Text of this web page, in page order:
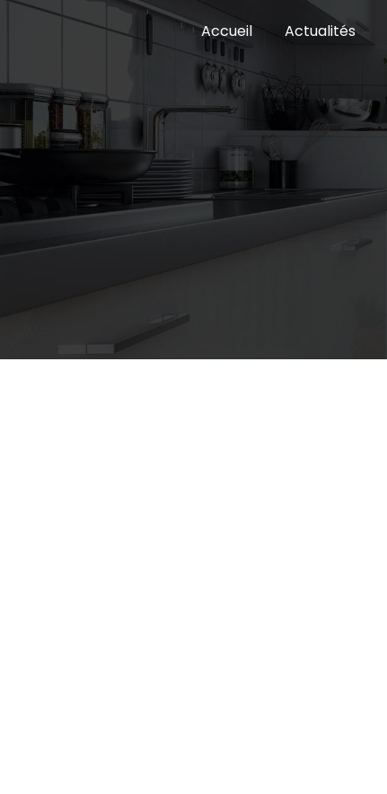
Accueil Actualités
Panneau de gestion des cookies